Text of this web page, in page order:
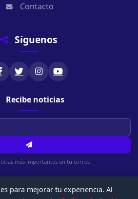
Contacto
Síguenos
Recibe noticias
más importantes en tu correo
para mejorar tu experiencia. Al